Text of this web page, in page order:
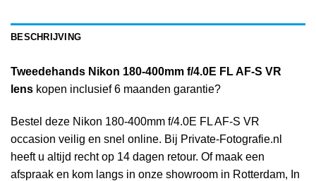
BESCHRIJVING
Tweedehands Nikon 180-400mm f/4.0E FL AF-S VR
lens kopen inclusief 6 maanden garantie?
Bestel deze Nikon 180-400mm f/4.0E FL AF-S VR
occasion veilig en snel online. Bij Private-Fotografie.nl
heeft u altijd recht op 14 dagen retour. Of maak een
afspraak en kom langs in onze showroom in Rotterdam, In